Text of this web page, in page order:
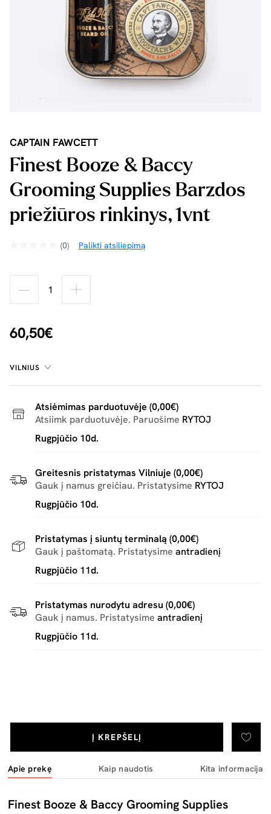
CAPTAIN FAWCETT
Finest Booze & Baccy
Grooming Supplies Barzdos
priežiūros rinkinys, 1vnt
(0) Palikti atsiliepimą
60,50€
Į KREPŠELĮ
VILNIUS
Atsiėmimas parduotuvėje (0,00€)
Atsiimk parduotuvėje. Paruošime RYTOJ
Rugpjūčio 10d.
Greitesnis pristatymas Vilniuje (0,00€)
Gauk į namus greičiau. Pristatysime RYTOJ
Rugpjūčio 10d.
Pristatymas į siuntų terminalą (0,00€)
Gauk į paštomatą. Pristatysime antradienį
Rugpjūčio 11d.
Pristatymas nurodytu adresu (0,00€)
Gauk į namus. Pristatysime antradienį
Rugpjūčio 11d.
Apie prekę Kaip naudotis Kita informacija
Finest Booze & Baccy Grooming Supplies